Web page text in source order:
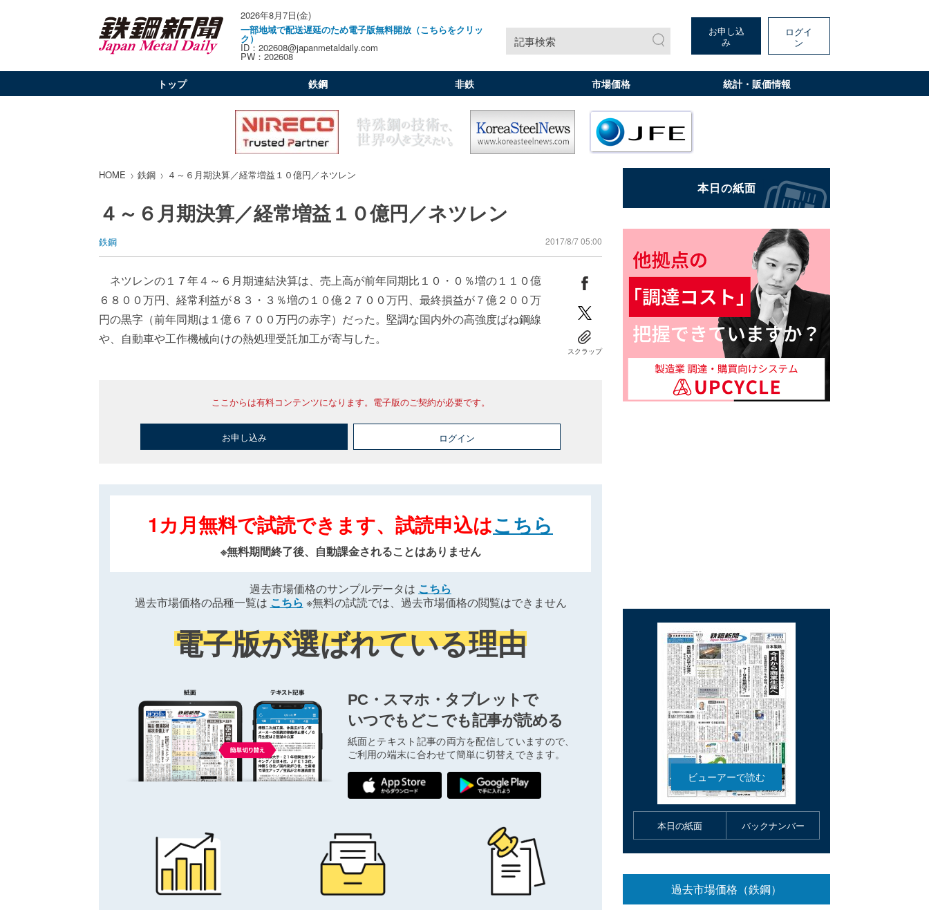
2026年8月7日(金)
一部地域で配送遅延のため電子版無料開放（こちらをクリッ
ク）
ID：202608@japanmetaldaily.com
PW：202608
記事検索
お申し込
み
ログイ
ン
トップ 鉄鋼 非鉄 市場価格 統計・販価情報
HOME 鉄鋼 ４～６月期決算／経常増益１０億円／ネツレン
４～６月期決算／経常増益１０億円／ネツレン
鉄鋼 2017/8/7 05:00
ネツレンの１７年４～６月期連結決算は、売上高が前年同期比１０・０％増の１１０億
６８００万円、経常利益が８３・３％増の１０億２７００万円、最終損益が７億２００万
円の黒字（前年同期は１億６７００万円の赤字）だった。堅調な国内外の高強度ばね鋼線
や、自動車や工作機械向けの熱処理受託加工が寄与した。
スクラップ
ここからは有料コンテンツになります。電子版のご契約が必要です。
お申し込み ログイン
1カ月無料で試読できます、試読申込はこちら
※無料期間終了後、自動課金されることはありません
過去市場価格のサンプルデータは こちら
過去市場価格の品種一覧は こちら ※無料の試読では、過去市場価格の閲覧はできません
電子版が選ばれている理由
PC・スマホ・タブレットで
いつでもどこでも記事が読める
紙面とテキスト記事の両方を配信していますので、
ご利用の端末に合わせて簡単に切替えできます。
本日の紙面 バックナンバー
過去市場価格（鉄鋼）